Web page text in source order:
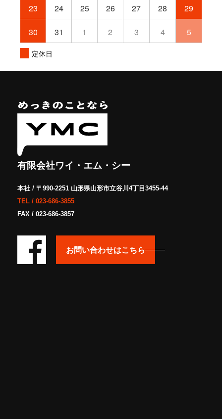
23 24 25 26 27 28 29
30 31 1 2 3 4 5
定休日
有限会社ワイ・エム・シー
本社 / 〒990-2251 山形県山形市立谷川4丁目3455-44
TEL / 023-686-3855
FAX / 023-686-3857
お問い合わせはこちら